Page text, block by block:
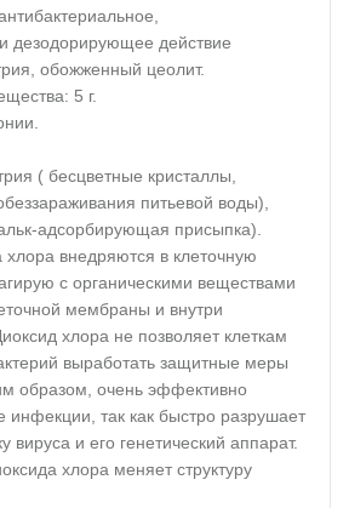
дезодорирующее действие
обожженный цеолит.
5 г.
( бесцветные кристаллы,
питьевой воды),
адсорбирующая присыпка).
хлора внедряются в клеточную
с органическими веществами
мембраны и внутри
хлора не позволяет клеткам
выработать защитные меры
образом, очень эффективно
инфекции, так как быстро разрушает
вируса и его генетический аппарат.
хлора меняет структуру